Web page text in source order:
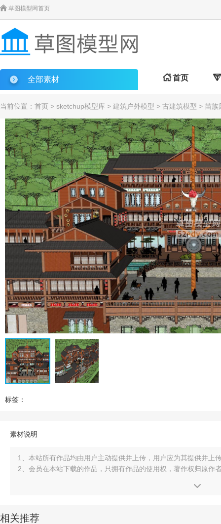
 草图模型网首页
全部素材 首页 
当前位置： 首页 > sketchup模型库 > 建筑户外模型 > 古建筑模型 > 苗族
标签：
素材说明
1、本站所有作品均由用户主动提供并上传，用户应为其提供并上
2、会员在本站下载的作品，只拥有作品的使用权，著作权归原作
相关推荐